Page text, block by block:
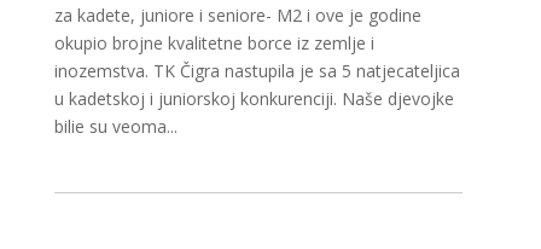
za kadete, juniore i seniore- M2 i ove je godine
okupio brojne kvalitetne borce iz zemlje i
inozemstva. TK Čigra nastupila je sa 5 natjecateljica
u kadetskoj i juniorskoj konkurenciji. Naše djevojke
bilie su veoma...